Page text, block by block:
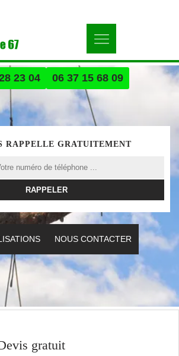
23 04 06 37 15 68 09
RAPPELLE GRATUITEMENT
NOUS CONTACTER
gratuit